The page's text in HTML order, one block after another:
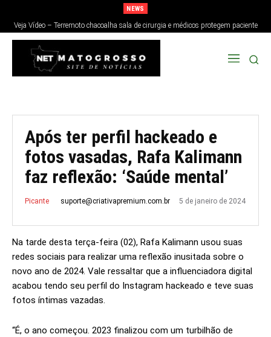
NEWS
Veja Vídeo – Terremoto chacoalha sala de cirurgia e médicos protegem paciente
no Japão; veja
Após ter perfil hackeado e
fotos vasadas, Rafa Kalimann
faz reflexão: ‘Saúde mental’
Picante suporte@criativapremium.com.br 5 de janeiro de 2024
Na tarde desta terça-feira (02), Rafa Kalimann usou suas
redes sociais para realizar uma reflexão inusitada sobre o
novo ano de 2024. Vale ressaltar que a influenciadora digital
acabou tendo seu perfil do Instagram hackeado e teve suas
fotos íntimas vazadas.
“É, o ano começou. 2023 finalizou com um turbilhão de